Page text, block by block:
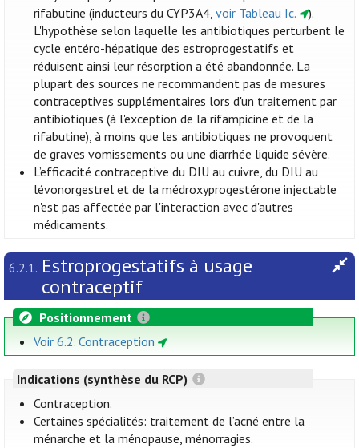
rifabutine (inducteurs du CYP3A4,voir Tableau Ic.
).
L'hypothèse selon laquelle les antibiotiques perturbent le
cycle entéro-hépatique des estroprogestatifs et
réduisent ainsi leur résorption a été abandonnée. La
plupart des sources ne recommandent pas de mesures
contraceptives supplémentaires lors d'un traitement par
antibiotiques (à l'exception de la rifampicine et de la
rifabutine), à moins que les antibiotiques ne provoquent
de graves vomissements ou une diarrhée liquide sévère.
L’efficacité contraceptive du DIU au cuivre, du DIU au
lévonorgestrel et de la médroxyprogestérone injectable
n'est pas affectée par l'interaction avec d'autres
médicaments.
6.2.1. Estroprogestatifs à usage
contraceptif
Positionnement
Voir 6.2. Contraception
Indications (synthèse du RCP)
Contraception.
Certaines spécialités: traitement de l’acné entre la
ménarche et la ménopause, ménorragies.